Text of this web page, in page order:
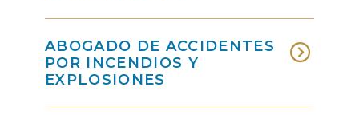
ABOGADO DE ACCIDENTES
POR INCENDIOS Y
EXPLOSIONES